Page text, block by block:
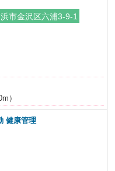
市金沢区六浦3-9-1
）
健康管理